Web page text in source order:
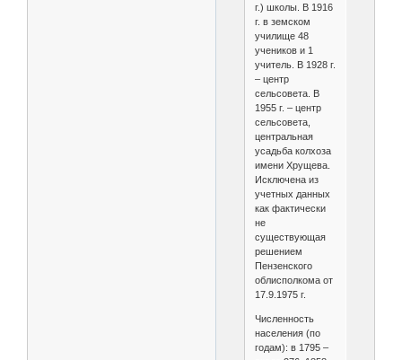
г.) школы. В 1916
г. в земском
училище 48
учеников и 1
учитель. В 1928 г.
– центр
сельсовета. В
1955 г. – центр
сельсовета,
центральная
усадьба колхоза
имени Хрущева.
Исключена из
учетных данных
как фактически
не
существующая
решением
Пензенского
облисполкома от
17.9.1975 г.
Численность
населения (по
годам): в 1795 –